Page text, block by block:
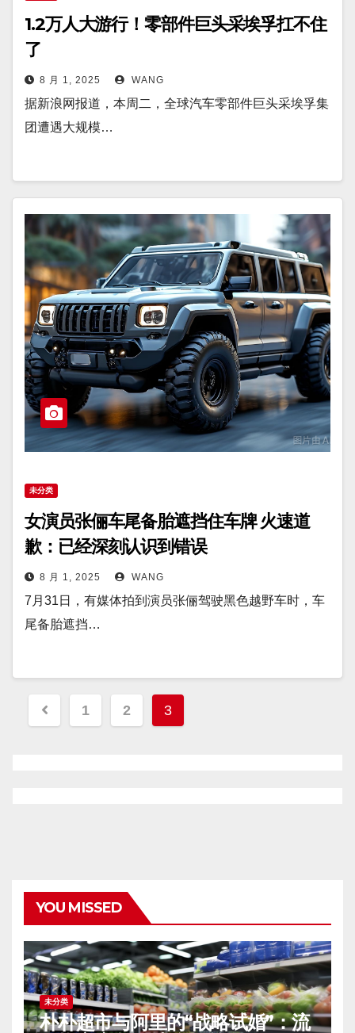
1.2万人大游行！零部件巨头采埃孚扛不住
了
8 月 1, 2025 WANG
据新浪网报道，本周二，全球汽车零部件巨头采埃孚集
团遭遇大规模…
未分类
女演员张俪车尾备胎遮挡住车牌 火速道
歉：已经深刻认识到错误
8 月 1, 2025 WANG
7月31日，有媒体拍到演员张俪驾驶黑色越野车时，车
尾备胎遮挡…
文
1 2 3
YOU MISSED
未分类
朴朴超市与阿里的“战略试婚”：流